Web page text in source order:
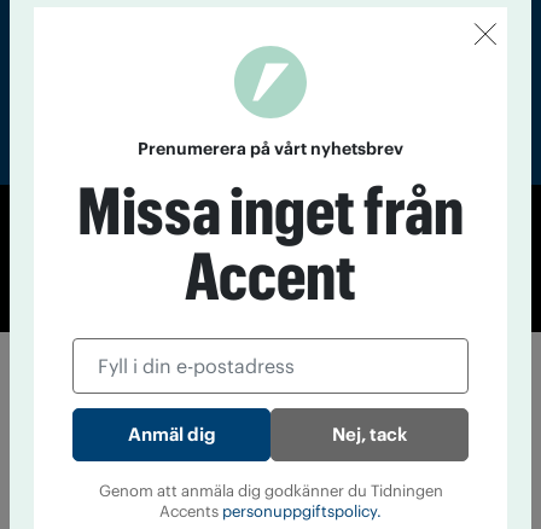
© Tidningen Accent 2026
Cookiepolicy
Personuppgiftspolicy
Prenumerera på vårt nyhetsbrev
Missa inget från
Accent
Nej, tack
Genom att anmäla dig godkänner du Tidningen
Accents personuppgiftspolicy.